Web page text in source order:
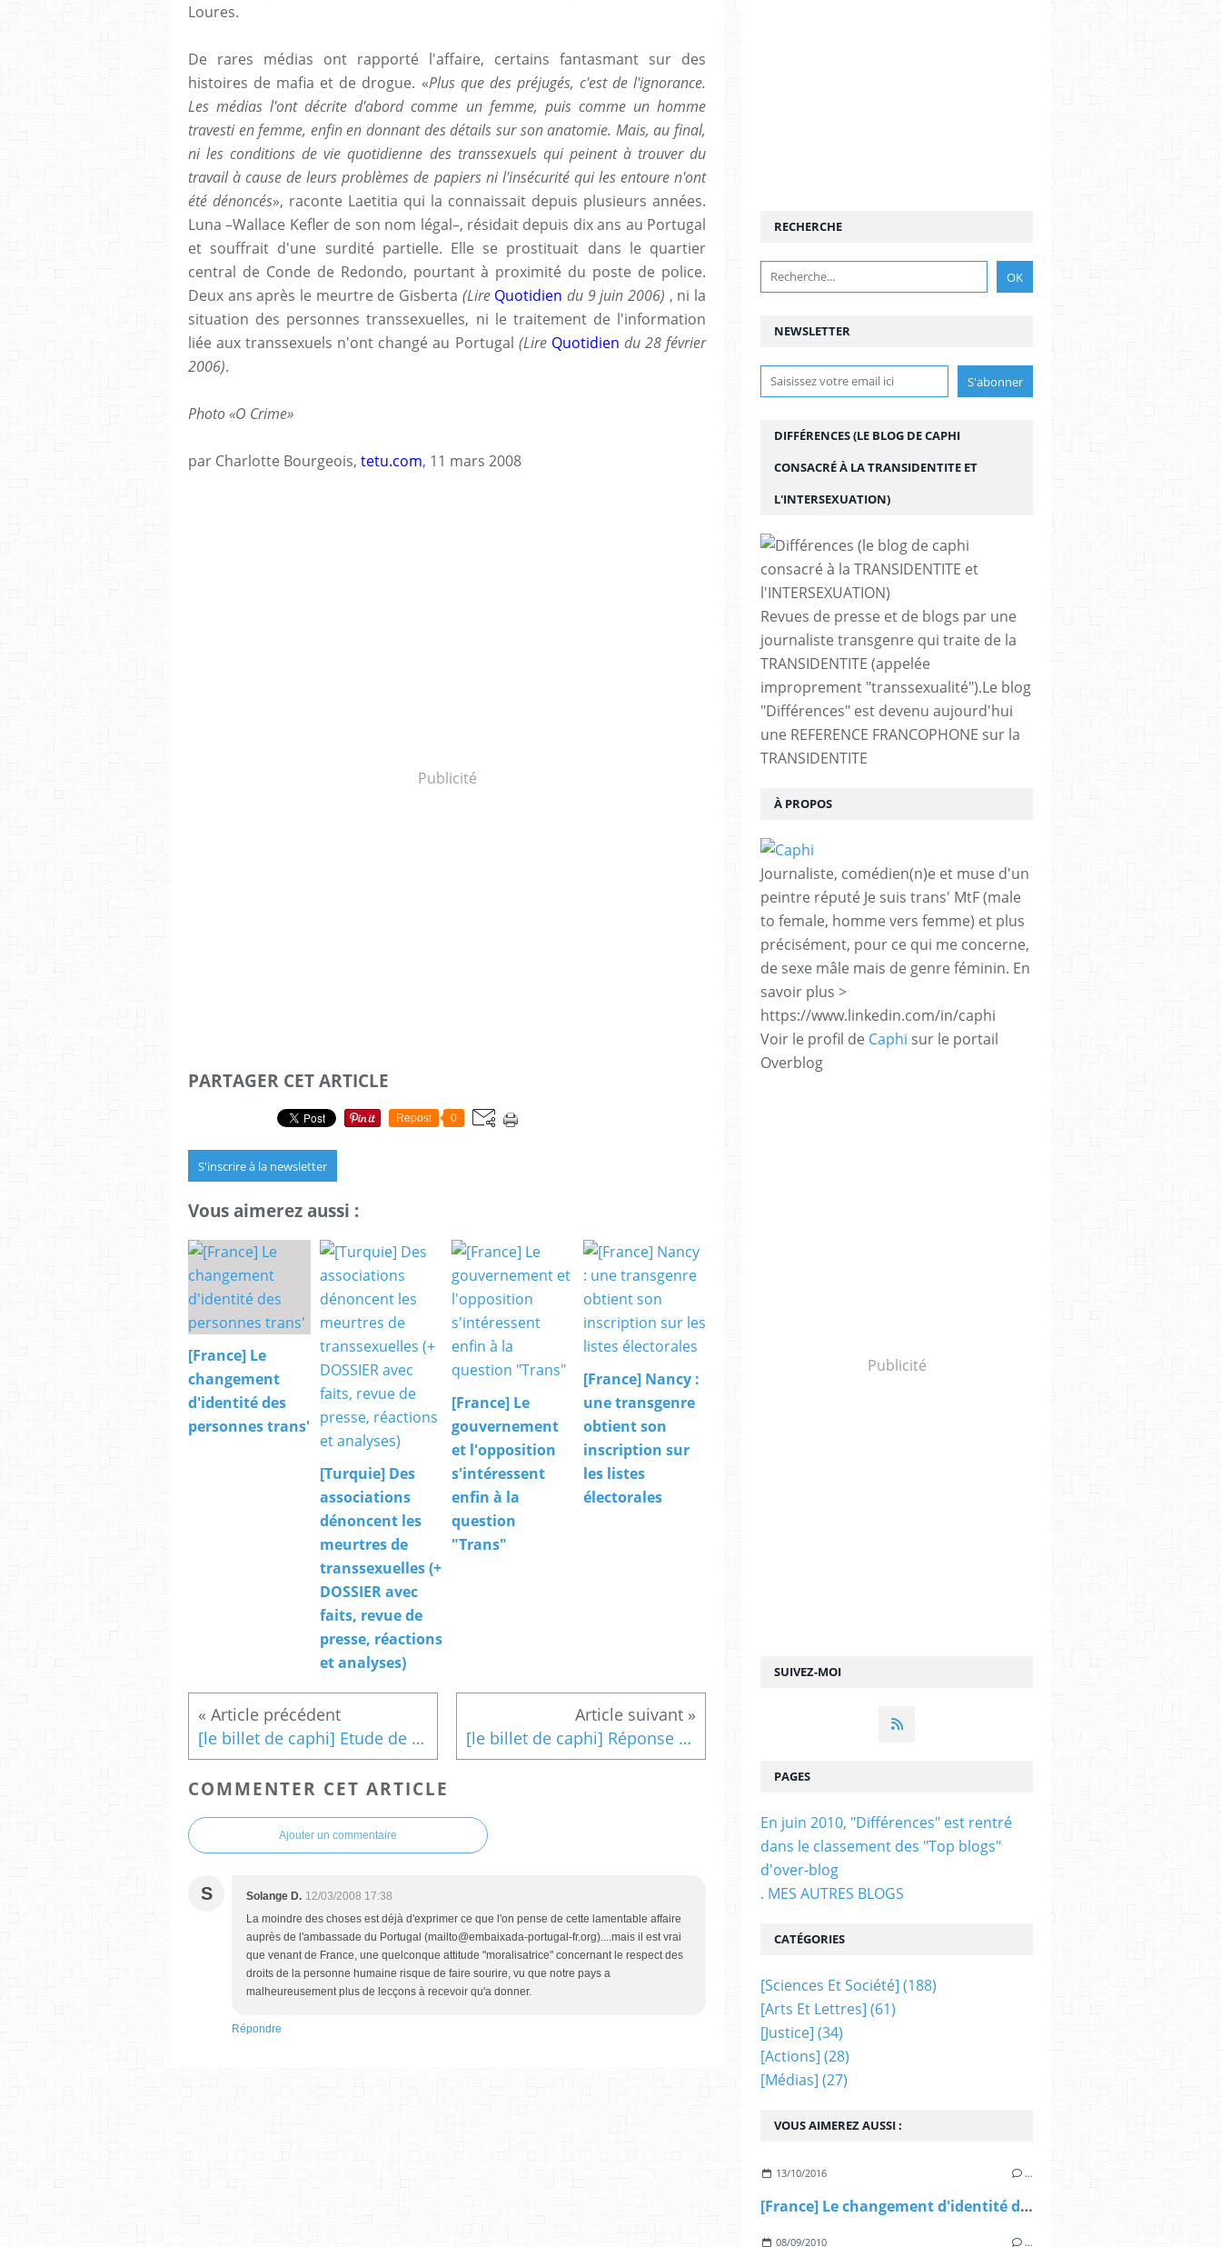
Loures.
De rares médias ont rapporté l'affaire, certains fantasmant sur des
histoires de mafia et de drogue. «Plus que des préjugés, c'est de l'ignorance.
Les médias l'ont décrite d'abord comme un femme, puis comme un homme
travesti en femme, enfin en donnant des détails sur son anatomie. Mais, au final,
ni les conditions de vie quotidienne des transsexuels qui peinent à trouver du
travail à cause de leurs problèmes de papiers ni l'insécurité qui les entoure n'ont
été dénoncés», raconte Laetitia qui la connaissait depuis plusieurs années.
Luna –Wallace Kefler de son nom légal–, résidait depuis dix ans au Portugal
et souffrait d'une surdité partielle. Elle se prostituait dans le quartier
central de Conde de Redondo, pourtant à proximité du poste de police.
Deux ans après le meurtre de Gisberta (Lire Quotidien du 9 juin 2006) , ni la
situation des personnes transsexuelles, ni le traitement de l'information
liée aux transsexuels n'ont changé au Portugal (Lire Quotidien du 28 février
2006).
Photo «O Crime»
par Charlotte Bourgeois, tetu.com, 11 mars 2008
Publicité
PARTAGER CET ARTICLE
Repost 0
S'inscrire à la newsletter
Vous aimerez aussi :
[France] Le
changement
d'identité des
personnes trans'
[Turquie] Des
associations
dénoncent les
meurtres de
transsexuelles (+
DOSSIER avec
faits, revue de
presse, réactions
et analyses)
[France] Le
gouvernement
et l'opposition
s'intéressent
enfin à la
question
"Trans"
[France] Nancy :
une transgenre
obtient son
inscription sur
les listes
électorales
[le billet de caphi] Etude de la Halde sur l’homophobie dans l’entreprise. Et sur la transphobie ? [le billet de caphi] Réponse à Jean-Luc Romero
COMMENTER CET ARTICLE
Ajouter un commentaire
S Solange D. 12/03/2008 17:38
La moindre des choses est déjà d'exprimer ce que l'on pense de cette lamentable affaire
auprès de l'ambassade du Portugal (mailto@embaixada-portugal-fr.org)....mais il est vrai
que venant de France, une quelconque attitude "moralisatrice" concernant le respect des
droits de la personne humaine risque de faire sourire, vu que notre pays a
malheureusement plus de lecçons à recevoir qu'a donner.
Répondre
NEWSLETTER
SUIVEZ-MOI
RECHERCHE
DIFFÉRENCES (LE BLOG DE CAPHI
CONSACRÉ À LA TRANSIDENTITE ET
L'INTERSEXUATION)
Revues de presse et de blogs par une
journaliste transgenre qui traite de la
TRANSIDENTITE (appelée
improprement "transsexualité").Le blog
"Différences" est devenu aujourd'hui
une REFERENCE FRANCOPHONE sur la
TRANSIDENTITE
À PROPOS
Journaliste, comédien(n)e et muse d'un
peintre réputé Je suis trans' MtF (male
to female, homme vers femme) et plus
précisément, pour ce qui me concerne,
de sexe mâle mais de genre féminin. En
savoir plus >
https://www.linkedin.com/in/caphi
Voir le profil de Caphi sur le portail
Overblog
Publicité
VOUS AIMEREZ AUSSI :
13/10/2016 …
[France] Le changement d'identité des personnes trans'
08/09/2010 …
PAGES
En juin 2010, "Différences" est rentré
dans le classement des "Top blogs"
d'over-blog
. MES AUTRES BLOGS
CATÉGORIES
[sciences Et Société] (188)
[arts Et Lettres] (61)
[justice] (34)
[actions] (28)
[médias] (27)